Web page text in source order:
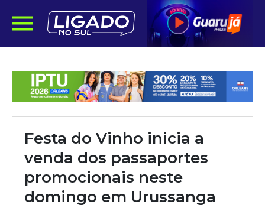
Festa do Vinho inicia a
venda dos passaportes
promocionais neste
domingo em Urussanga